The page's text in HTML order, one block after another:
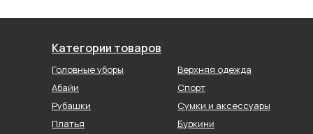
Категории товаров
Головные уборы
Абайи
Рубашки
Спорт
Верхняя одежда
Сумки и аксессуары
Платья
Буркини